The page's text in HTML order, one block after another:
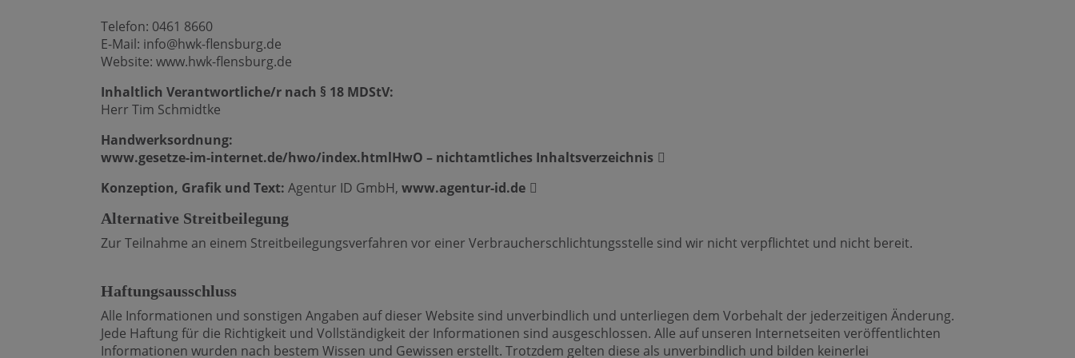
Telefon: 0461 8660
E-Mail: info@hwk-flensburg.de
Website: www.hwk-flensburg.de
Inhaltlich Verantwortliche/r nach § 18 MDStV:
Herr Tim Schmidtke
Handwerksordnung:
www.gesetze-im-internet.de/hwo/index.htmlHwO – nichtamtliches Inhaltsverzeichnis
Konzeption, Grafik und Text: Agentur ID GmbH, www.agentur-id.de
Alternative Streitbeilegung
Zur Teilnahme an einem Streitbeilegungsverfahren vor einer Verbraucherschlichtungsstelle sind wir nicht verpflichtet und nicht bereit.
Haftungsausschluss
Alle Informationen und sonstigen Angaben auf dieser Website sind unverbindlich und unterliegen dem Vorbehalt der jederzeitigen Änderung.
Jede Haftung für die Richtigkeit und Vollständigkeit der Informationen sind ausgeschlossen. Alle auf unseren Internetseiten veröffentlichten
Informationen wurden nach bestem Wissen und Gewissen erstellt. Trotzdem gelten diese als unverbindlich und bilden keinerlei